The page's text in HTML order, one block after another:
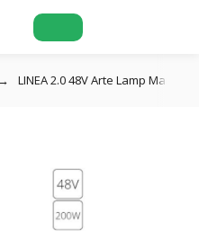
LINEA 2.0 48V Arte Lamp